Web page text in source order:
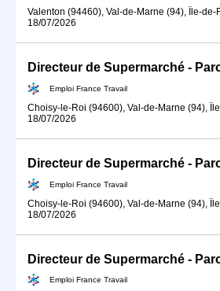
Valenton (94460), Val-de-Marne (94), Île-de-
18/07/2026
Emploi France Travail
Choisy-le-Roi (94600), Val-de-Marne (94),
18/07/2026
Emploi France Travail
Choisy-le-Roi (94600), Val-de-Marne (94),
18/07/2026
Emploi France Travail